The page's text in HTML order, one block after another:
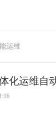
运维
化运维自